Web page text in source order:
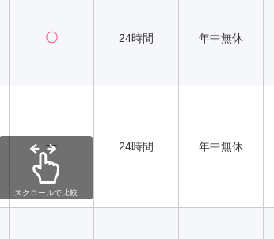
〇 24時間 年中無休
ー 24時間 年中無休
スクロールで比較